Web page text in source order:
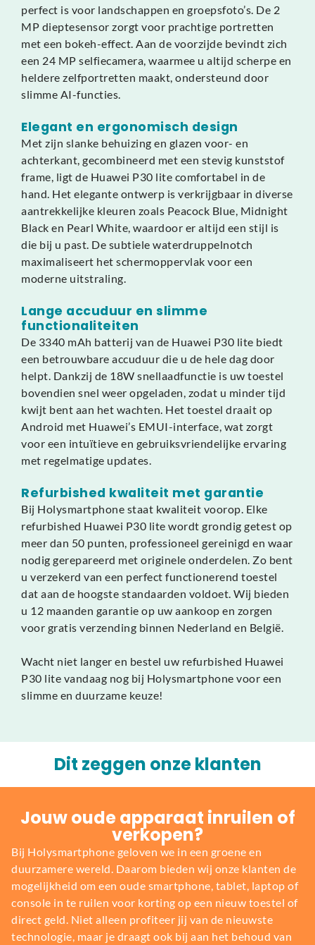
perfect is voor landschappen en groepsfoto’s. De 2
MP dieptesensor zorgt voor prachtige portretten
met een bokeh-effect. Aan de voorzijde bevindt zich
een 24 MP selfiecamera, waarmee u altijd scherpe en
heldere zelfportretten maakt, ondersteund door
slimme AI-functies.
Elegant en ergonomisch design
Met zijn slanke behuizing en glazen voor- en
achterkant, gecombineerd met een stevig kunststof
frame, ligt de Huawei P30 lite comfortabel in de
hand. Het elegante ontwerp is verkrijgbaar in diverse
aantrekkelijke kleuren zoals Peacock Blue, Midnight
Black en Pearl White, waardoor er altijd een stijl is
die bij u past. De subtiele waterdruppelnotch
maximaliseert het schermoppervlak voor een
moderne uitstraling.
Lange accuduur en slimme
functionaliteiten
De 3340 mAh batterij van de Huawei P30 lite biedt
een betrouwbare accuduur die u de hele dag door
helpt. Dankzij de 18W snellaadfunctie is uw toestel
bovendien snel weer opgeladen, zodat u minder tijd
kwijt bent aan het wachten. Het toestel draait op
Android met Huawei’s EMUI-interface, wat zorgt
voor een intuïtieve en gebruiksvriendelijke ervaring
met regelmatige updates.
Refurbished kwaliteit met garantie
Bij Holysmartphone staat kwaliteit voorop. Elke
refurbished Huawei P30 lite wordt grondig getest op
meer dan 50 punten, professioneel gereinigd en waar
nodig gerepareerd met originele onderdelen. Zo bent
u verzekerd van een perfect functionerend toestel
dat aan de hoogste standaarden voldoet. Wij bieden
u 12 maanden garantie op uw aankoop en zorgen
voor gratis verzending binnen Nederland en België.
Wacht niet langer en bestel uw refurbished Huawei
P30 lite vandaag nog bij Holysmartphone voor een
slimme en duurzame keuze!
Dit zeggen onze klanten
Jouw oude apparaat inruilen of
verkopen?
Bij Holysmartphone geloven we in een groene en
duurzamere wereld. Daarom bieden wij onze klanten de
mogelijkheid om een oude smartphone, tablet, laptop of
console in te ruilen voor korting op een nieuw toestel of
direct geld. Niet alleen profiteer jij van de nieuwste
technologie, maar je draagt ook bij aan het behoud van